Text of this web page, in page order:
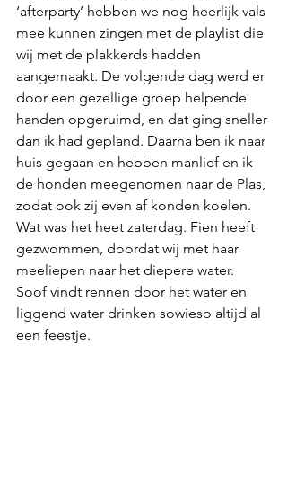
‘afterparty’ hebben we nog heerlijk vals
mee kunnen zingen met de playlist die
wij met de plakkerds hadden
aangemaakt. De volgende dag werd er
door een gezellige groep helpende
handen opgeruimd, en dat ging sneller
dan ik had gepland. Daarna ben ik naar
huis gegaan en hebben manlief en ik
de honden meegenomen naar de Plas,
zodat ook zij even af konden koelen.
Wat was het heet zaterdag. Fien heeft
gezwommen, doordat wij met haar
meeliepen naar het diepere water.
Soof vindt rennen door het water en
liggend water drinken sowieso altijd al
een feestje.